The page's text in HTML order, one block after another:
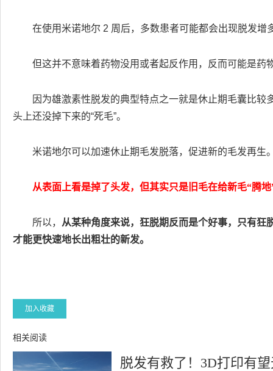
在使用米诺地尔 2 周后，多数患者可能都会出现脱发增
但这并不意味着药物没用或者起反作用，反而可能是药
因为雄激素性脱发的典型特点之一就是休止期毛囊比
头上还没掉下来的“死毛”。
米诺地尔可以加速休止期毛发脱落，促进新的毛发再生
从表面上看是掉了头发，但其实只是旧毛在给新毛“腾
所以， 从某种角度来说，狂脱期反而是个好事，只有狂
才能更快速地长出粗壮的新发。
加入收藏
相关阅读
脱发有救了！3D打印有